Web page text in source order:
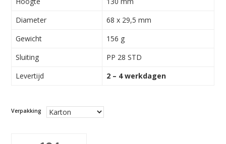
Diameter
68 x 29,5 mm
Gewicht
156 g
Sluiting
PP 28 STD
Levertijd
2 – 4 werkdagen
Verpakking